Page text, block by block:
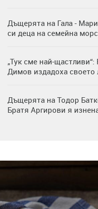
Дъщерята на Гала -
си деца на семейна
„Тук сме най-
Димов издадоха
Дъщерята на Тодор
Братя Аргирови я